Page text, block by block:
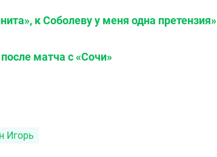
к Соболеву у меня одна претензия»
матча с «Сочи»
Игорь